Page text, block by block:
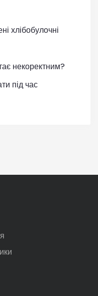
хлібобулочні
некоректним?
під час